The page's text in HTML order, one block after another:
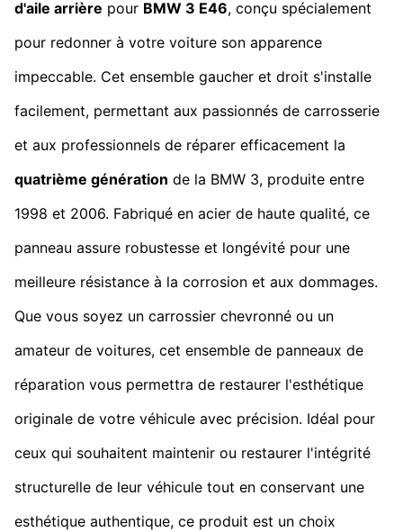
d'aile arrière pour BMW 3 E46, conçu spécialement
pour redonner à votre voiture son apparence
impeccable. Cet ensemble gaucher et droit s'installe
facilement, permettant aux passionnés de carrosserie
et aux professionnels de réparer efficacement la
quatrième génération de la BMW 3, produite entre
1998 et 2006. Fabriqué en acier de haute qualité, ce
panneau assure robustesse et longévité pour une
meilleure résistance à la corrosion et aux dommages.
Que vous soyez un carrossier chevronné ou un
amateur de voitures, cet ensemble de panneaux de
réparation vous permettra de restaurer l'esthétique
originale de votre véhicule avec précision. Idéal pour
ceux qui souhaitent maintenir ou restaurer l'intégrité
structurelle de leur véhicule tout en conservant une
esthétique authentique, ce produit est un choix